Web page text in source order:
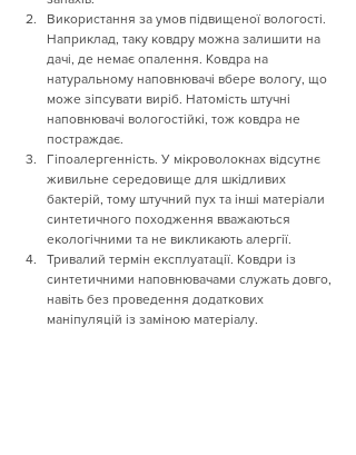
Використання за умов підвищеної вологості.
Наприклад, таку ковдру можна залишити на
дачі, де немає опалення. Ковдра на
натуральному наповнювачі вбере вологу, що
може зіпсувати виріб. Натомість штучні
наповнювачі вологостійкі, тож ковдра не
постраждає.
Гіпоалергенність. У мікроволокнах відсутнє
живильне середовище для шкідливих
бактерій, тому штучний пух та інші матеріали
синтетичного походження вважаються
екологічними та не викликають алергії.
Тривалий термін експлуатації. Ковдри із
синтетичними наповнювачами служать довго,
навіть без проведення додаткових
маніпуляцій із заміною матеріалу.